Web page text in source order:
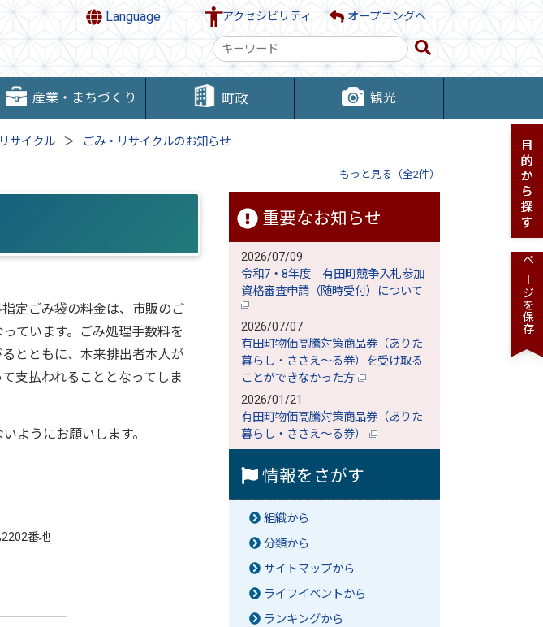
Language アクセシビリティ オープニングへ
検
索
キ
ー
ー
産業・まちづくり 町政 観光
サイクル
ごみ・リサイクルのお知らせ
もっと見る（全2件）
定ごみ袋の料金は、市販のご
ています。ごみ処理手数料を
とともに、本来排出者本人が
支払われることとなってしま
ようにお願いします。
番地
重要なお知らせ
2026/07/09
令和7・8年度 有田町競争入札参加
資格審査申請（随時受付）について
2026/07/07
有田町物価高騰対策商品券（ありた
暮らし・ささえ～る券）を受け取る
ことができなかった方
2026/01/21
有田町物価高騰対策商品券（ありた
暮らし・ささえ～る券）
情報をさがす
組織から
分類から
サイトマップから
ライフイベントから
ランキングから
ページを保存